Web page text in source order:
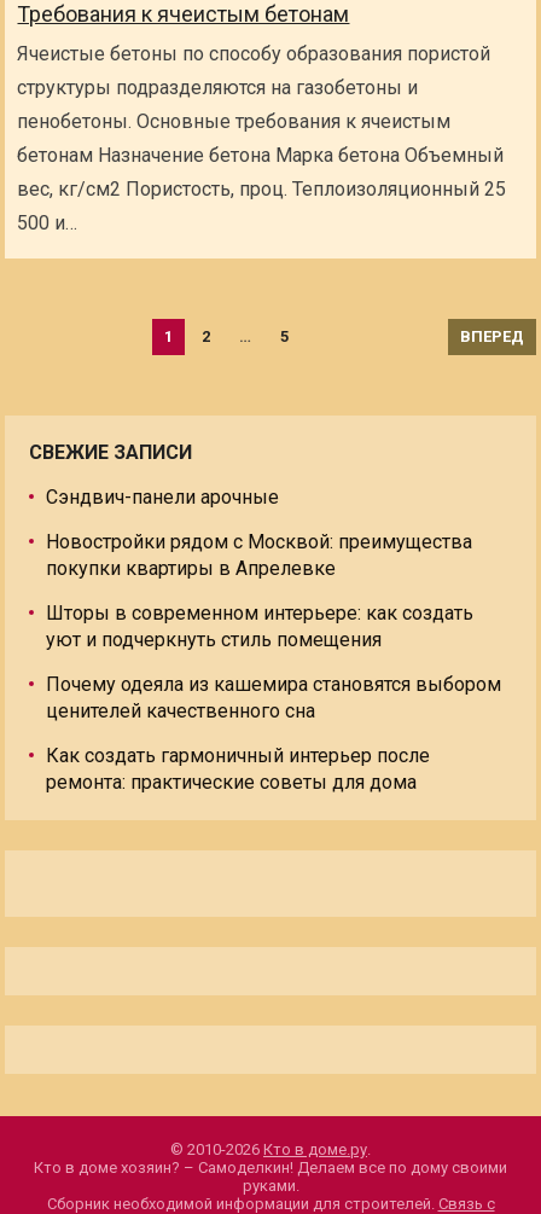
Требования к ячеистым бетонам
Ячеистые бетоны по способу образования пористой
структуры подразделяются на газобетоны и
пенобетоны. Основные требования к ячеистым
бетонам Назначение бетона Марка бетона Объемный
вес, кг/см2 Пористость, проц. Теплоизоляционный 25
500 и…
1 2 … 5 ВПЕРЕД
СВЕЖИЕ ЗАПИСИ
Сэндвич-панели арочные
Новостройки рядом с Москвой: преимущества
покупки квартиры в Апрелевке
Шторы в современном интерьере: как создать
уют и подчеркнуть стиль помещения
Почему одеяла из кашемира становятся выбором
ценителей качественного сна
Как создать гармоничный интерьер после
ремонта: практические советы для дома
© 2010-2026 Кто в доме.ру.
Кто в доме хозяин? – Самоделкин! Делаем все по дому своими
руками.
Сборник необходимой информации для строителей. Связь с